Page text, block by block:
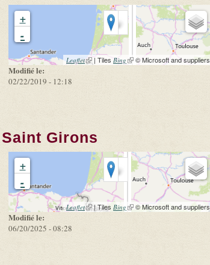
+
-
Leaflet(link is external)
| Tiles Bing (link is external)
© Microsoft and suppliers
Modifié le:
02/22/2019 - 12:18
Girons
+
-
Leaflet(link is external)
| Tiles Bing (link is external)
© Microsoft and suppliers
Modifié le:
06/20/2025 - 08:28